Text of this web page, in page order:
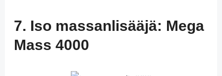
7. Iso massanlisääjä: Mega
Mass 4000